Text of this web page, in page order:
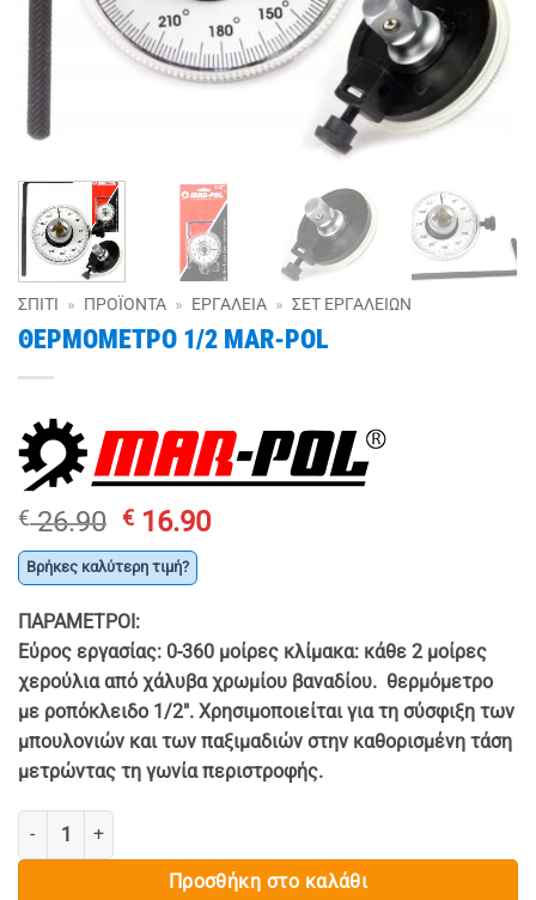
ΣΠΊΤΙ » ΠΡΟΪΌΝΤΑ » ΕΡΓΑΛΕΊΑ » ΣΕΤ ΕΡΓΑΛΕΊΩΝ
ΘΕΡΜΟΜΕΤΡΟ 1/2 MAR-POL
€26.90 Original
price
was:
€ 26.90.
€ 16.90Η
€ 16.90.
Βρήκες καλύτερη τιμή?
ΠΑΡΑΜΕΤΡΟΙ:
Εύρος εργασίας: 0-360 μοίρες κλίμακα: κάθε 2 μοίρες
χερούλια από χάλυβα χρωμίου βαναδίου. θερμόμετρο
με ροπόκλειδο 1/2″. Χρησιμοποιείται για τη σύσφιξη των
μπουλονιών και των παξιμαδιών στην καθορισμένη τάση
μετρώντας τη γωνία περιστροφής.
ΘΕΡΜΟΜΕΤΡΟ 1/2 MAR-POL ποσότητα
Προσθήκη στο καλάθι